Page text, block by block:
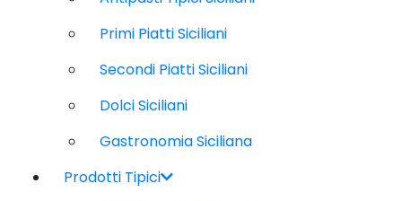
Primi Piatti Siciliani
Secondi Piatti Siciliani
Dolci Siciliani
Gastronomia Siciliana
Prodotti Tipici